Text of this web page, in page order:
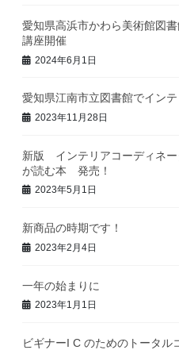
愛知県高浜市かわら美術館図
講座開催
2024年6月1日
愛知県江南市立図書館でイン
2023年11月28日
新版 インテリアコーディネー
が読む本 発売！
2023年5月1日
新商品の時期です！
2023年2月4日
一年の始まりに
2023年1月1日
ビギナーI C のためのトータル